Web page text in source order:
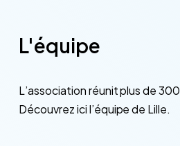
L'équipe
L’associationréunitplus de 300
Découvrezicil’équipe de Lille.